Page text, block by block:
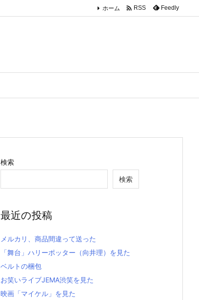
ホーム  RSS Feedly
検索
検索
最近の投稿
メルカリ、商品間違って送った
「舞台」ハリーポッター（向井理）を見た
ベルトの梱包
お笑いライブJEMA渋笑を見た
映画「マイケル」を見た